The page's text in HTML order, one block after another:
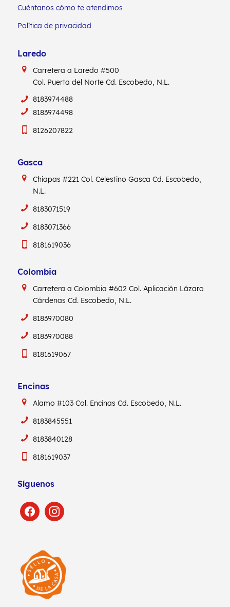
Cuéntanos cómo te atendimos
Política de privacidad
Laredo
Carretera a Laredo #500
Col. Puerta del Norte Cd. Escobedo, N.L.
8183974488
8183974498
8126207822
Gasca
Chiapas #221Col. Celestino GascaCd. Escobedo,
N.L.
8183071519
8183071366
8181619036
Colombia
Carretera a Colombia #602Col. Aplicación Lázaro
CárdenasCd. Escobedo, N.L.
8183970080
8183970088
8181619067
Encinas
Alamo #103Col. EncinasCd. Escobedo, N.L.
8183845551
8183840128
8181619037
Síguenos